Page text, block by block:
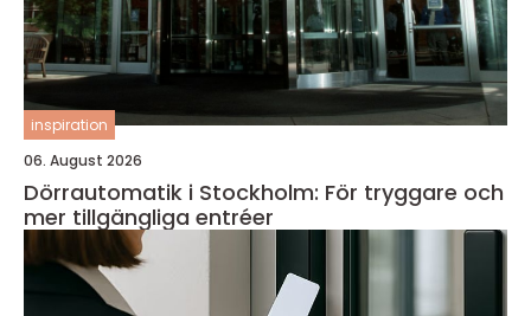
inspiration
06. August 2026
Dörrautomatik i Stockholm: För tryggare och
mer tillgängliga entréer